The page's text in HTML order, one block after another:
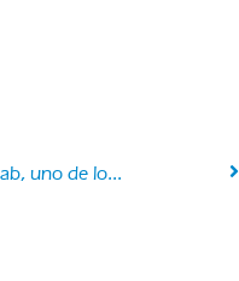
uno de lo...